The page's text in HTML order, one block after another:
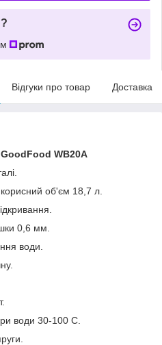
Відгуки про товар Доставка
WB20A
об'єм 18,7 л.
0,6 мм.
води.
води 30-100 С.